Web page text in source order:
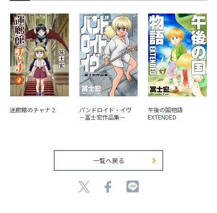
迷廊館のチャナ 2
パンドロイド・イヴ
－冨士宏作品集－
午後の国物語
EXTENDED
一覧へ戻る